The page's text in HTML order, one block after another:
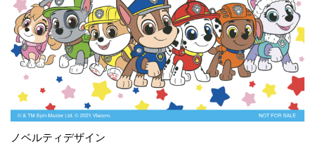
ノベルティデザイン